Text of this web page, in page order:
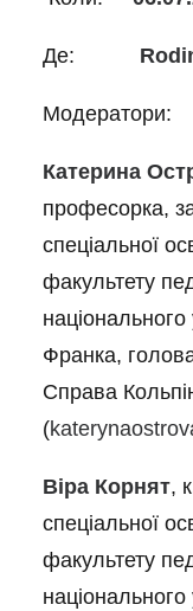
Де:
Модератори:
Катерина
професорка,
спеціальної
факультету
національного
Франка,
Справа
(
Віра Корнят,
спеціальної
факультету
національного